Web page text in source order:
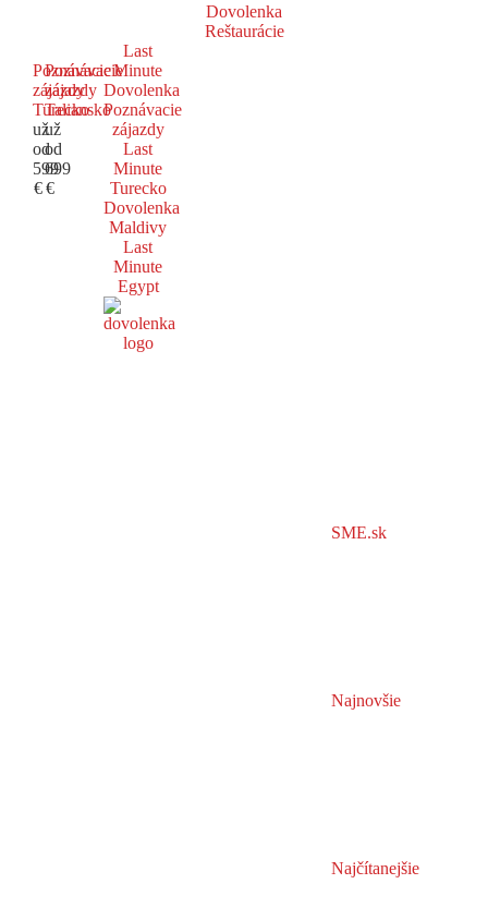
Dovolenka
Reštaurácie
Poznávacie
zájazdy
Turecko
už
od
599
€
Poznávacie
zájazdy
Taliansko
už
od
699
€
Last
Minute
Dovolenka
Poznávacie
zájazdy
Last
Minute
Turecko
Dovolenka
Maldivy
Last
Minute
Egypt
SME.sk
Najnovšie
Najčítanejšie